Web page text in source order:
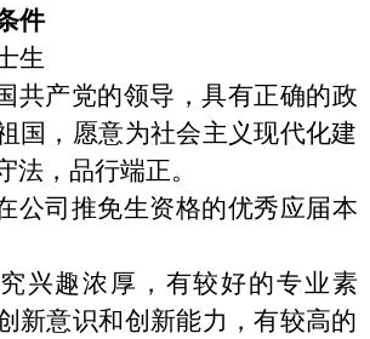
件
生
共产党的领导，具有正确的政
国，愿意为社会主义现代化建
法，品行端正。
公司推免生资格的优秀应届本
兴趣浓厚，有较好的专业素
新意识和创新能力，有较高的